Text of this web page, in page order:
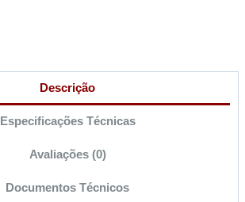
Descrição
Especificações Técnicas
Avaliações (0)
Documentos Técnicos